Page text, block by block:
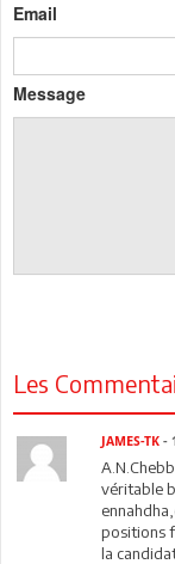
Email
Message
Les
JAMES-TK -
véritable
positions
la